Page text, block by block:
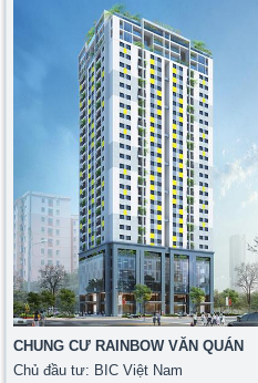
CHUNG CƯ RAINBOW VĂN QUÁN
Chủ đầu tư: BIC Việt Nam